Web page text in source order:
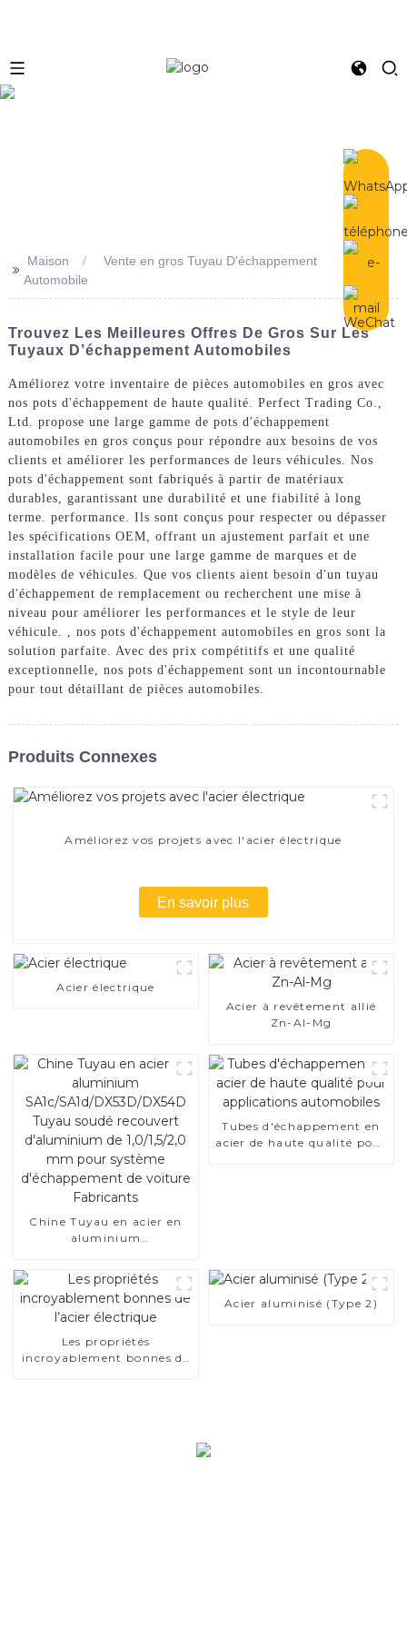
>> Maison
Vente en gros Tuyau D'échappement
Automobile
Trouvez Les Meilleures Offres De Gros Sur Les
Tuyaux D’échappement Automobiles
Améliorez votre inventaire de pièces automobiles en gros avec
nos pots d'échappement de haute qualité. Perfect Trading Co.,
Ltd. propose une large gamme de pots d'échappement
automobiles en gros conçus pour répondre aux besoins de vos
clients et améliorer les performances de leurs véhicules. Nos
pots d'échappement sont fabriqués à partir de matériaux
durables, garantissant une durabilité et une fiabilité à long
terme. performance. Ils sont conçus pour respecter ou dépasser
les spécifications OEM, offrant un ajustement parfait et une
installation facile pour une large gamme de marques et de
modèles de véhicules. Que vos clients aient besoin d'un tuyau
d'échappement de remplacement ou recherchent une mise à
niveau pour améliorer les performances et le style de leur
véhicule. , nos pots d'échappement automobiles en gros sont la
solution parfaite. Avec des prix compétitifs et une qualité
exceptionnelle, nos pots d'échappement sont un incontournable
pour tout détaillant de pièces automobiles.
Produits Connexes
Améliorez vos projets avec l'acier électrique
En savoir plus
Acier électrique
Acier à revêtement allié
Zn-Al-Mg
Chine Tuyau en acier en
aluminium
d'aluminium de 1,0/1,5/2,0
mm pour système
d'échappement de voiture
Fabricants
Tubes d'échappement en
acier de haute qualité pour
Les propriétés
incroyablement bonnes de
Acier aluminisé (Type 2)